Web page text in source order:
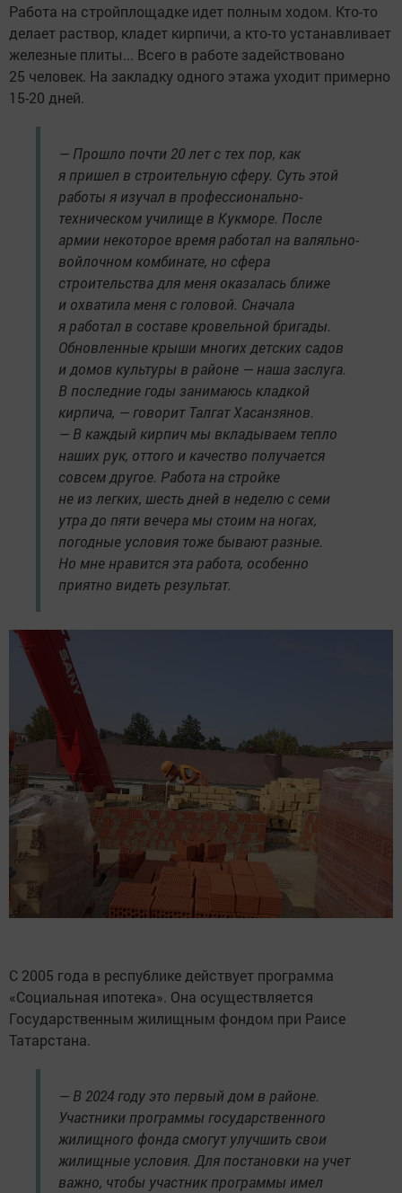
Работа на стройплощадке идет полным ходом. Кто-то
делает раствор, кладет кирпичи, а кто-то устанавливает
железные плиты... Всего в работе задействовано
25 человек. На закладку одного этажа уходит примерно
15-20 дней.
— Прошло почти 20 лет с тех пор, как
я пришел в строительную сферу. Суть этой
работы я изучал в профессионально-
техническом училище в Кукморе. После
армии некоторое время работал на валяльно-
войлочном комбинате, но сфера
строительства для меня оказалась ближе
и охватила меня с головой. Сначала
я работал в составе кровельной бригады.
Обновленные крыши многих детских садов
и домов культуры в районе — наша заслуга.
В последние годы занимаюсь кладкой
кирпича, — говорит Талгат Хасанзянов.
— В каждый кирпич мы вкладываем тепло
наших рук, оттого и качество получается
совсем другое. Работа на стройке
не из легких, шесть дней в неделю с семи
утра до пяти вечера мы стоим на ногах,
погодные условия тоже бывают разные.
Но мне нравится эта работа, особенно
приятно видеть результат.
С 2005 года в республике действует программа
«Социальная ипотека». Она осуществляется
Государственным жилищным фондом при Раисе
Татарстана.
— В 2024 году это первый дом в районе.
Участники программы государственного
жилищного фонда смогут улучшить свои
жилищные условия. Для постановки на учет
важно, чтобы участник программы имел